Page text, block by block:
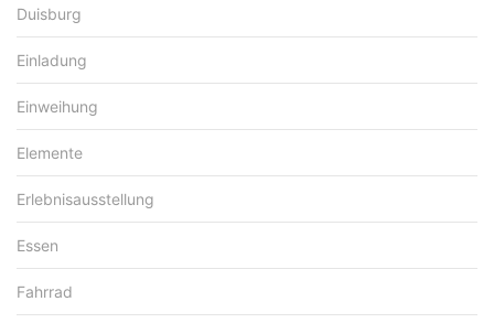
Duisburg
Einladung
Einweihung
Elemente
Erlebnisausstellung
Essen
Fahrrad